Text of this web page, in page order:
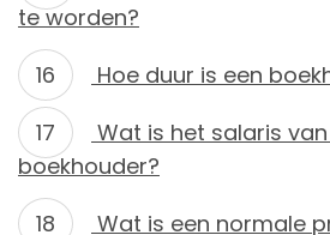
te worden?
Hoe duur is een
Wat is het salaris
boekhouder?
Wat is een normale